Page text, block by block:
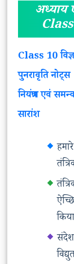
Class 10
पुनरावृति नोट्स
नियंत्रण एवं
सारांश
संदेश